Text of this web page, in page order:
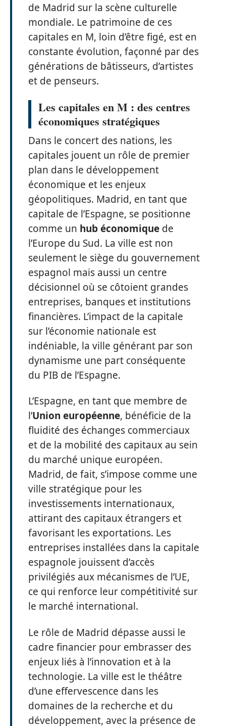
de Madrid sur la scène culturelle
mondiale. Le patrimoine de ces
capitales en M, loin d’être figé, est en
constante évolution, façonné par des
générations de bâtisseurs, d’artistes
et de penseurs.
Les capitales en M : des centres
économiques stratégiques
Dans le concert des nations, les
capitales jouent un rôle de premier
plan dans le développement
économique et les enjeux
géopolitiques. Madrid, en tant que
capitale de l’Espagne, se positionne
comme un hub économique de
l’Europe du Sud. La ville est non
seulement le siège du gouvernement
espagnol mais aussi un centre
décisionnel où se côtoient grandes
entreprises, banques et institutions
financières. L’impact de la capitale
sur l’économie nationale est
indéniable, la ville générant par son
dynamisme une part conséquente
du PIB de l’Espagne.
L’Espagne, en tant que membre de
l’Union européenne, bénéficie de la
fluidité des échanges commerciaux
et de la mobilité des capitaux au sein
du marché unique européen.
Madrid, de fait, s’impose comme une
ville stratégique pour les
investissements internationaux,
attirant des capitaux étrangers et
favorisant les exportations. Les
entreprises installées dans la capitale
espagnole jouissent d’accès
privilégiés aux mécanismes de l’UE,
ce qui renforce leur compétitivité sur
le marché international.
Le rôle de Madrid dépasse aussi le
cadre financier pour embrasser des
enjeux liés à l’innovation et à la
technologie. La ville est le théâtre
d’une effervescence dans les
domaines de la recherche et du
développement, avec la présence de